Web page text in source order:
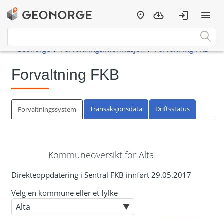
Forvaltning FKB
Forvaltningssystem Transaksjonsdata Driftsstatus
Kommuneoversikt for Alta
Direkteoppdatering i Sentral FKB innført 29.05.2017
Velg en kommune eller et fylke